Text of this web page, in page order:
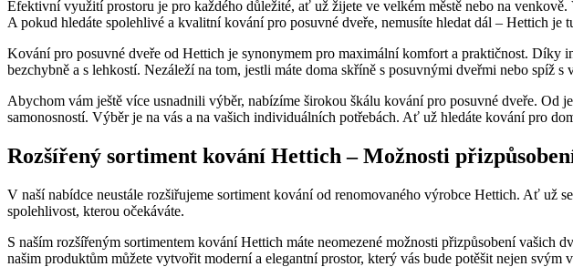
Efektivní využití prostoru je pro každého důležité, ať už žijete ve velkém městě nebo na
A pokud hledáte spolehlivé a kvalitní kování pro posuvné dveře, nemusíte hledat dál – Hettich je
Kování pro posuvné dveře od Hettich je synonymem pro maximální komfort a praktičnost. Díky
bezchybně a s lehkostí. Nezáleží na tom, jestli máte doma skříně s posuvnými dveřmi nebo
Abychom vám ještě více usnadnili výběr, nabízíme širokou škálu kování pro posuvné dveře. Od
samonosností. Výběr je na vás a na vašich individuálních potřebách. Ať už hledáte kování pro
Rozšířený sortiment kování Hettich – Možnosti
V naší nabídce neustále rozšiřujeme sortiment kování od renomovaného výrobce Hettich. Ať už
spolehlivost, kterou očekáváte.
S naším rozšířeným sortimentem kování Hettich máte neomezené možnosti přizpůsobení
našim produktům můžete vytvořit moderní a elegantní prostor, který vás bude potěšit nejen svým